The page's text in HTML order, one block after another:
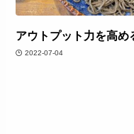
アウトプット力を高め
2022-07-04